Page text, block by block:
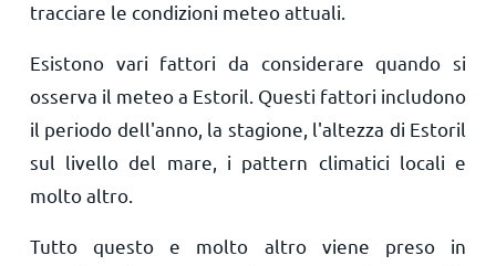
tracciare le condizioni meteo attuali.
Esistono vari fattori da considerare quando si
osserva il meteo a Estoril. Questi fattori includono
il periodo dell'anno, la stagione, l'altezza di Estoril
sul livello del mare, i pattern climatici locali e
molto altro.
Tutto questo e molto altro viene preso in